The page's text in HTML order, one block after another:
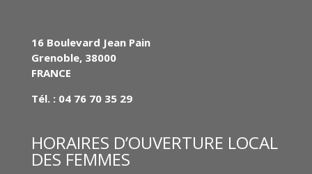
16 Boulevard Jean Pain
Grenoble, 38000
FRANCE
Tél. : 04 76 70 35 29
HORAIRES D’OUVERTURE LOCAL
DES FEMMES